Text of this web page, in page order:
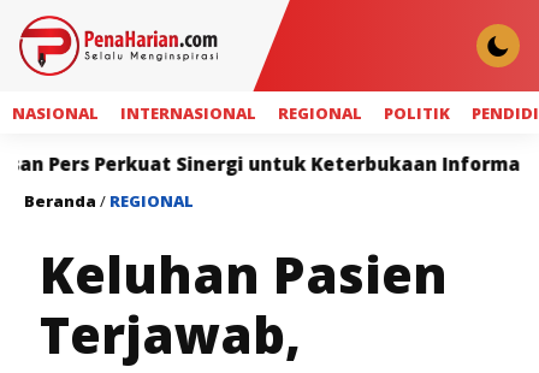
NASIONAL INTERNASIONAL REGIONAL POLITIK
Sinergi untuk Keterbukaan Informasi Widya
Beranda / REGIONAL
Keluhan Pasien
Terjawab,